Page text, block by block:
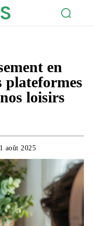
en
plateformes
loisirs
1 août 2025